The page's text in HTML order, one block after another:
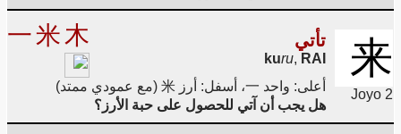
来
Joyo 2
تأتي
kuru, RAI
一米木
أعلى: واحد 一، أسفل: أرز 米 (مع عمودي ممتد)
هل يجب أن آتي للحصول على حبة الأرز؟